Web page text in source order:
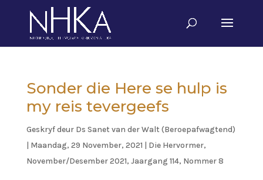
Sonder die Here se hulp is
my reis tevergeefs
Geskryf deur Ds Sanet van der Walt (Beroepafwagtend)
| Maandag, 29 November, 2021 | Die Hervormer,
November/Desember 2021, Jaargang 114, Nommer 8